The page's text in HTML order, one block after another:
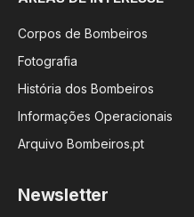
Corpos de Bombeiros
Fotografia
História dos Bombeiros
Informações Operacionais
Arquivo Bombeiros.pt
Newsletter